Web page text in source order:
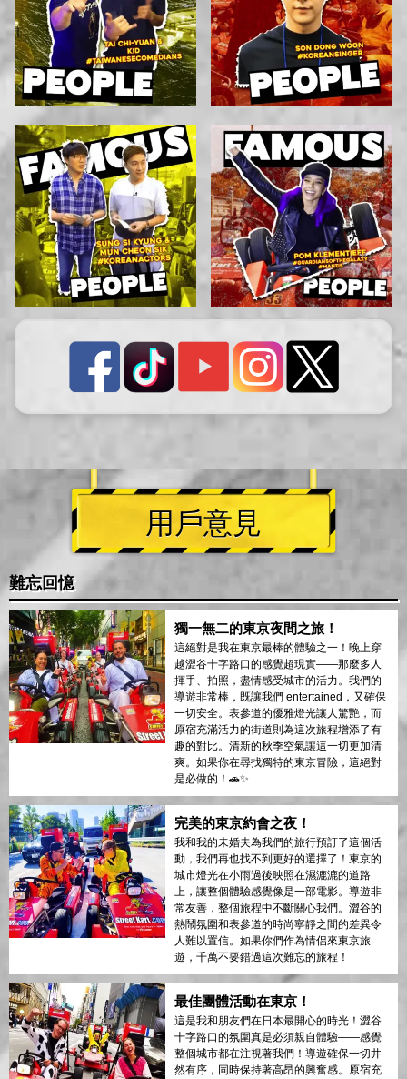
用戶意見
難忘回憶
獨一無二的東京夜間之旅！
這絕對是我在東京最棒的體驗之一！晚上穿
越澀谷十字路口的感覺超現實——那麼多人
揮手、拍照，盡情感受城市的活力。我們的
導遊非常棒，既讓我們 entertained，又確保
一切安全。表參道的優雅燈光讓人驚艷，而
原宿充滿活力的街道則為這次旅程增添了有
趣的對比。清新的秋季空氣讓這一切更加清
爽。如果你在尋找獨特的東京冒險，這絕對
是必做的！🚗✨
完美的東京約會之夜！
我和我的未婚夫為我們的旅行預訂了這個活
動，我們再也找不到更好的選擇了！東京的
城市燈光在小雨過後映照在濕漉漉的道路
上，讓整個體驗感覺像是一部電影。導遊非
常友善，整個旅程中不斷關心我們。澀谷的
熱鬧氛圍和表參道的時尚寧靜之間的差異令
人難以置信。如果你們作為情侶來東京旅
遊，千萬不要錯過這次難忘的旅程！
最佳團體活動在東京！
這是我和朋友們在日本最開心的時光！澀谷
十字路口的氛圍真是必須親自體驗——感覺
整個城市都在注視著我們！導遊確保一切井
然有序，同時保持著高昂的興奮感。原宿充